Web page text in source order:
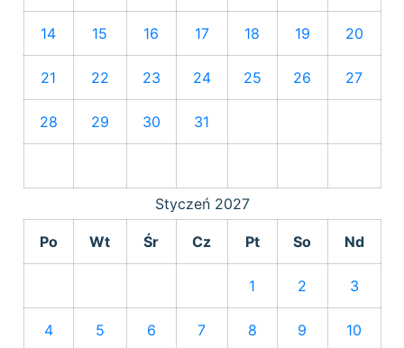
14 15 16 17 18 19 20
21 22 23 24 25 26 27
28 29 30 31
Styczeń 2027
Po Wt Śr Cz Pt So Nd
1 2 3
4 5 6 7 8 9 10